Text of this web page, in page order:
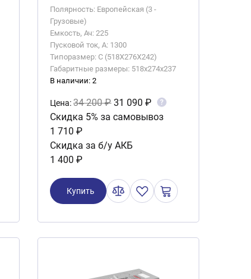
Полярность: Европейская (3 -
Грузовые)
Емкость, Ач: 225
Пусковой ток, А: 1300
Типоразмер: C (518X276X242)
Габаритные размеры: 518x274x237
В наличии: 2
Цена:34 200 ₽ 31 090 ₽ ?
Скидка 5% за самовывоз
1 710 ₽
Скидка за б/у АКБ
1 400 ₽
Купить